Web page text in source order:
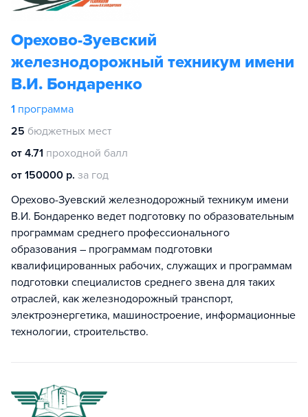
Орехово-Зуевский
железнодорожный техникум имени
В.И. Бондаренко
1 программа
25 бюджетных мест
от 4.71 проходной балл
от 150000 р. за год
Орехово-Зуевский железнодорожный техникум имени
В.И. Бондаренко ведет подготовку по образовательным
программам среднего профессионального
образования – программам подготовки
квалифицированных рабочих, служащих и программам
подготовки специалистов среднего звена для таких
отраслей, как железнодорожный транспорт,
электроэнергетика, машиностроение, информационные
технологии, строительство.